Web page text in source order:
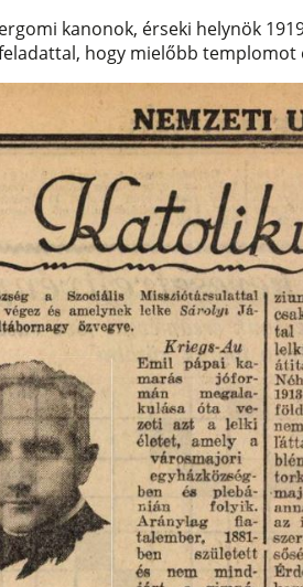
kanonok, érseki helynök
hogy mielőbb templomot